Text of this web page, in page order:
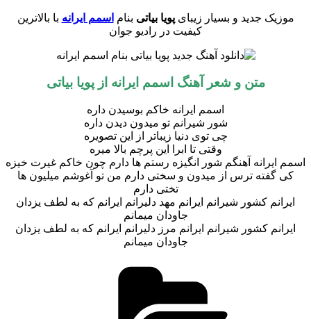
موزیک جدید و بسیار زیبایپویا بیاتی بنام اسمم ایرانه با بالاترین
کیفیت در رادیو جوان
متن و شعر آهنگ اسمم ایرانه ازپویا بیاتی
اسمم ایرانه خاکم بوسیدن داره
شور شیرانم تو میدون دیدن داره
چی توی دنیا زیباتر از این تصویره
وقتی تا ابرا این پرچم بالا میره
اسمم ایرانه آهنگم شور انگیزه رستم ها دارم چون خاکم غیرت خیزه
کی گفته ترس از میدون و سختی دارم من تو آغوشم میلیون ها
تختی دارم
ایرانم کشور شیرانم ایرانم مهد دلیرانم ایرانم که به لطف یزدان
جاودان میمانم
ایرانم کشور شیرانم ایرانم مرز دلیرانم ایرانم که به لطف یزدان
جاودان میمانم